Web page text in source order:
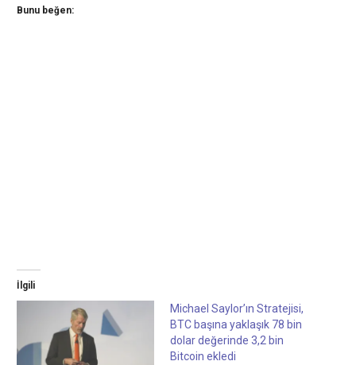
Bunu beğen:
İlgili
Michael Saylor’ın Stratejisi,
BTC başına yaklaşık 78 bin
dolar değerinde 3,2 bin
Bitcoin ekledi